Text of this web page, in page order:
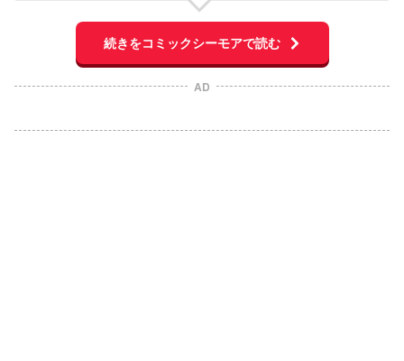
続きをコミックシーモアで読む
AD